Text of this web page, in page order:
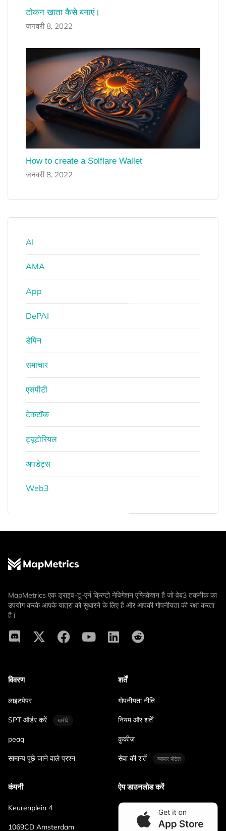
टोकन खाता कैसे बनाएं।
जनवरी 8, 2022
How to create a Solflare Wallet
जनवरी 8, 2022
AI
AMA
App
DePAI
डेपिन
समाचार
एसपीटी
टेकटॉक
ट्यूटोरियल
अपडेट्स
Web3
MapMetrics एक ड्राइव-टू-एर्न क्रिप्टो नेविगेशन एप्लिकेशन है जो वेब3 तकनीक का
उपयोग करके आपके यात्रा को सुधारने के लिए है और आपकी गोपनीयता की रक्षा करता
है।
विवरण
लाइटपेपर
SPT ऑर्डर करें खरीदें
peaq
सामान्य पूछे जाने वाले प्रश्न
शर्तें
गोपनीयता नीति
नियम और शर्तें
कुकीज़
सेवा की शर्तें व्यापार पोर्टल
कंपनी
Keurenplein 4
1069CD Amsterdam
ऐप डाउनलोड करें